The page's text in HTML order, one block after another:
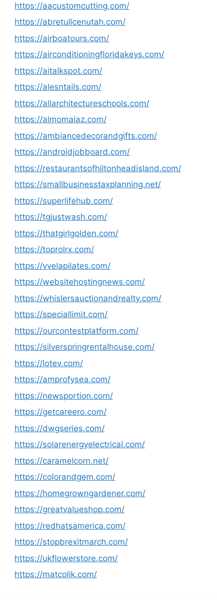
https://aacustomcutting.com/
https://abretullcenutah.com/
https://airboatours.com/
https://airconditioningfloridakeys.com/
https://aitalkspot.com/
https://alesntails.com/
https://allarchitectureschools.com/
https://almomaiaz.com/
https://ambiancedecorandgifts.com/
https://androidjobboard.com/
https://restaurantsofhiltonheadisland.com/
https://smallbusinesstaxplanning.net/
https://superlifehub.com/
https://tgjustwash.com/
https://thatgirlgolden.com/
https://toprolrx.com/
https://vvelapilates.com/
https://websitehostingnews.com/
https://whislersauctionandrealty.com/
https://speciallimit.com/
https://ourcontestplatform.com/
https://silverspringrentalhouse.com/
https://lotev.com/
https://amprofysea.com/
https://newsportion.com/
https://getcareero.com/
https://dwgseries.com/
https://solarenergyelectrical.com/
https://caramelcorn.net/
https://colorandgem.com/
https://homegrowngardener.com/
https://greatvalueshop.com/
https://redhatsamerica.com/
https://stopbrexitmarch.com/
https://ukflowerstore.com/
https://matcolik.com/